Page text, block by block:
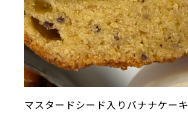
マスタードシード入りバナナケーキ